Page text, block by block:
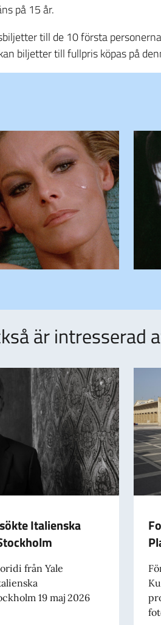
på 15 år.
till de 10 första
biljetter till fullpris köpas på
är intresserad
Italienska
från Yale
19 maj 2026